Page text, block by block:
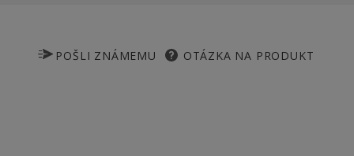
POŠLI ZNÁMEMU OTÁZKA NA PRODUKT